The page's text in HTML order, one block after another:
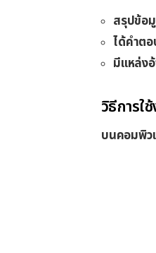
สรุปข้อมู
ได้คำตอ
มีแหล่ง
วิธีการใ
บนคอมพิว